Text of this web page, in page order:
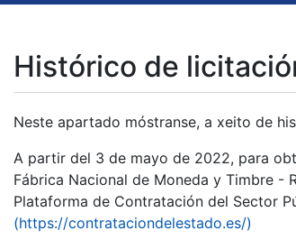
Mostrar/Ocultar
Mostrar/Ocultar
Histórico de
Neste apartado móstranse, a xeito de
A partir del 3 de mayo de 2022, para
Fábrica Nacional de Moneda y Timbre -
Plataforma de Contratación del Sector
(https://contrataciondelestado.es/)